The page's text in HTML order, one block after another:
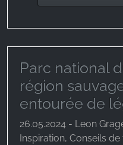
Parc national
région
entourée de
26.05.2024 - Leon
Inspiration, Conseils
Name:
Purpose:
Mesure de la
Cookie duration:
3 mois - 1 an